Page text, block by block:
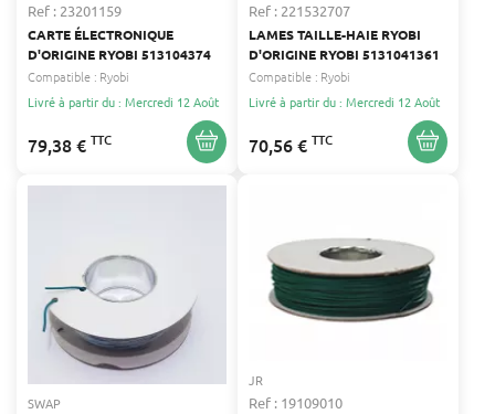
Ref : 23201159
CARTE ÉLECTRONIQUE
D'ORIGINE RYOBI 513104374
Compatible : Ryobi
Livré à partir du : Mercredi 12 Août
79,38 € TTC
Ref : 221532707
LAMES TAILLE-HAIE RYOBI
D'ORIGINE RYOBI 5131041361
Compatible : Ryobi
Livré à partir du : Mercredi 12 Août
70,56 € TTC
SWAP
JR
Ref : 19109010